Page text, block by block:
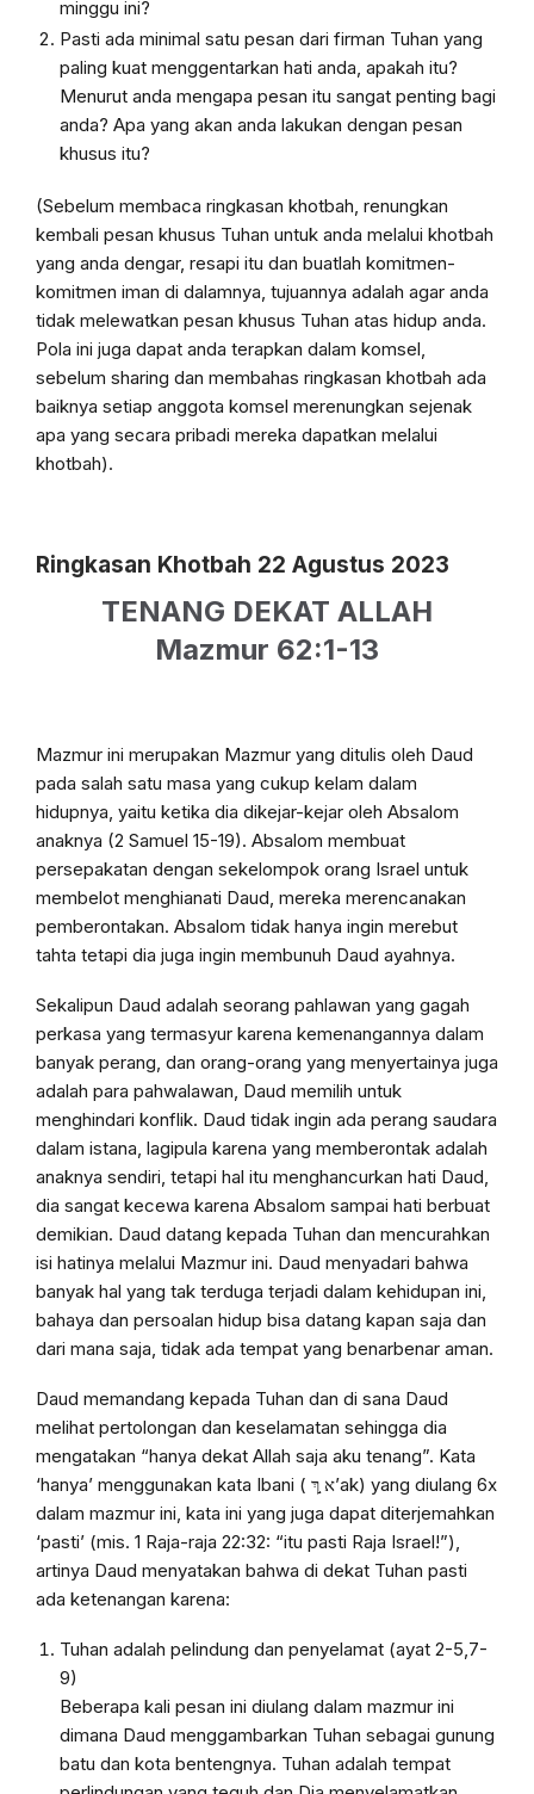
minggu ini?
Pasti ada minimal satu pesan dari firman Tuhan yang
paling kuat menggentarkan hati anda, apakah itu?
Menurut anda mengapa pesan itu sangat penting bagi
anda? Apa yang akan anda lakukan dengan pesan
khusus itu?
(Sebelum membaca ringkasan khotbah, renungkan
kembali pesan khusus Tuhan untuk anda melalui khotbah
yang anda dengar, resapi itu dan buatlah komitmen-
komitmen iman di dalamnya, tujuannya adalah agar anda
tidak melewatkan pesan khusus Tuhan atas hidup anda.
Pola ini juga dapat anda terapkan dalam komsel,
sebelum sharing dan membahas ringkasan khotbah ada
baiknya setiap anggota komsel merenungkan sejenak
apa yang secara pribadi mereka dapatkan melalui
khotbah).
Ringkasan Khotbah 22 Agustus 2023
TENANG DEKAT ALLAH
Mazmur 62:1-13
Mazmur ini merupakan Mazmur yang ditulis oleh Daud
pada salah satu masa yang cukup kelam dalam
hidupnya, yaitu ketika dia dikejar-kejar oleh Absalom
anaknya (2 Samuel 15-19). Absalom membuat
persepakatan dengan sekelompok orang Israel untuk
membelot menghianati Daud, mereka merencanakan
pemberontakan. Absalom tidak hanya ingin merebut
tahta tetapi dia juga ingin membunuh Daud ayahnya.
Sekalipun Daud adalah seorang pahlawan yang gagah
perkasa yang termasyur karena kemenangannya dalam
banyak perang, dan orang-orang yang menyertainya juga
adalah para pahwalawan, Daud memilih untuk
menghindari konflik. Daud tidak ingin ada perang saudara
dalam istana, lagipula karena yang memberontak adalah
anaknya sendiri, tetapi hal itu menghancurkan hati Daud,
dia sangat kecewa karena Absalom sampai hati berbuat
demikian. Daud datang kepada Tuhan dan mencurahkan
isi hatinya melalui Mazmur ini. Daud menyadari bahwa
banyak hal yang tak terduga terjadi dalam kehidupan ini,
bahaya dan persoalan hidup bisa datang kapan saja dan
dari mana saja, tidak ada tempat yang benarbenar aman.
Daud memandang kepada Tuhan dan di sana Daud
melihat pertolongan dan keselamatan sehingga dia
mengatakan “hanya dekat Allah saja aku tenang”. Kata
‘hanya’ menggunakan kata Ibani ( א ַ֣ךְʼak) yang diulang 6x
dalam mazmur ini, kata ini yang juga dapat diterjemahkan
‘pasti’ (mis. 1 Raja-raja 22:32: “itu pasti Raja Israel!”),
artinya Daud menyatakan bahwa di dekat Tuhan pasti
ada ketenangan karena:
Tuhan adalah pelindung dan penyelamat (ayat 2-5,7-
9)
Beberapa kali pesan ini diulang dalam mazmur ini
dimana Daud menggambarkan Tuhan sebagai gunung
batu dan kota bentengnya. Tuhan adalah tempat